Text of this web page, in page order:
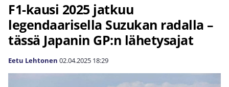
F1-kausi 2025 jatkuu
legendaarisella Suzukan radalla –
tässä Japanin GP:n lähetysajat
Eetu Lehtonen 02.04.2025 18:29